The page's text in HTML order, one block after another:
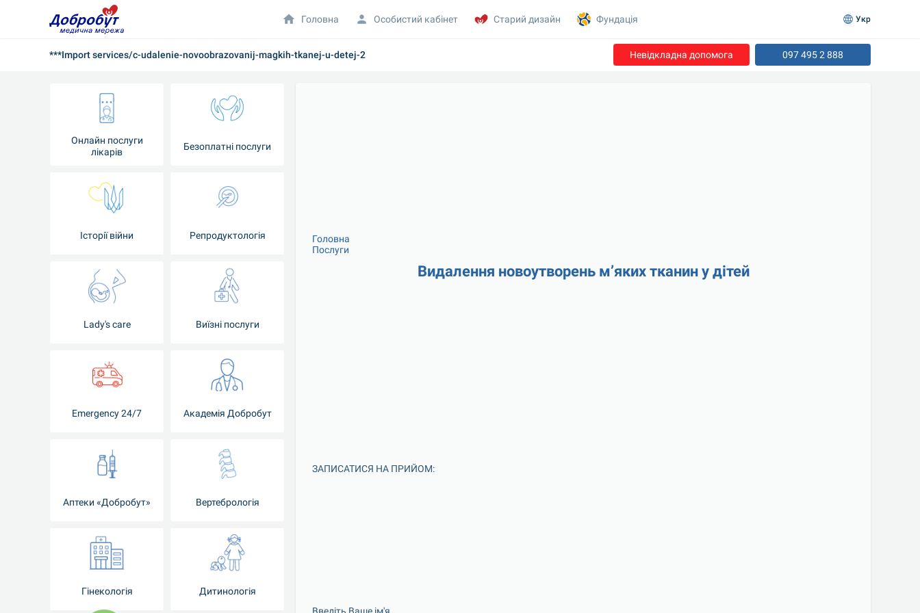
***Import services/c-udalenie-novoobrazovanij-magkih-tkanej-u-detej-2 Невідкладна допомога 097 495 2 888
Онлайн послуги
лікарів
Безоплатні послуги
Історії війни Репродуктологія
Lady's care Виїзні послуги
Emergency 24/7 Академія Добробут
Аптеки «Добробут» Вертебрологія
Гінекологія Дитинологія
Головна
Послуги
Видалення новоутворень м’яких тканин у дітей
ЗАПИСАТИСЯ НА ПРИЙОМ:
Головна Особистий кабінет Старий дизайн Фундація Укр